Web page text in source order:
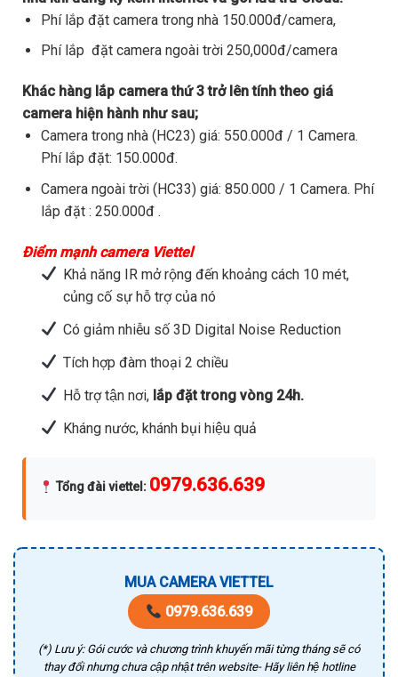
Phí lắp đặt camera trong nhà 150.000đ/camera,
Phí lắp đặt camera ngoài trời 250,000đ/camera
Khác hàng lắp camera thứ 3 trở lên tính theo giá
camera hiện hành như sau;
Camera trong nhà (HC23) giá: 550.000đ / 1 Camera.
Phí lắp đặt: 150.000đ.
Camera ngoài trời (HC33) giá: 850.000 / 1 Camera. Phí
lắp đặt : 250.000đ .
Điểm mạnh camera Viettel
Khả năng IR mở rộng đến khoảng cách 10 mét,
củng cố sự hỗ trợ của nó
Có giảm nhiễu số 3D Digital Noise Reduction
Tích hợp đàm thoại 2 chiều
Hỗ trợ tận nơi,lắp đặt trong vòng 24h.
Kháng nước, khánh bụi hiệu quả
Tổng đài viettel : 0979.636.639
MUA CAMERA VIETTEL
0979.636.639
(*) Lưu ý: Gói cước và chương trình khuyến mãi từng tháng sẽ có
thay đổi nhưng chưa cập nhật trên website- Hãy liên hệ hotline